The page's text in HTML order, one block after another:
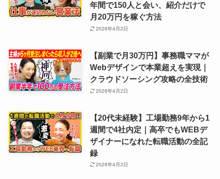
年間で150人と会い、紹介だけで
月20万円を稼ぐ方法
2026年4月2日
【副業で月30万円】事務職ママが
Webデザインで本業超えを実現｜
クラウドソーシング攻略の全技術
2026年4月2日
【20代未経験】工場勤務9年から1
週間で4社内定｜高卒でもWEBデ
ザイナーになれた転職活動の全記
録
2026年4月2日